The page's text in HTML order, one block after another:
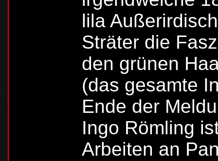
lila
Sträter die
den grünen
(das gesamte
Ende der
Ingo Römling
Arbeiten an